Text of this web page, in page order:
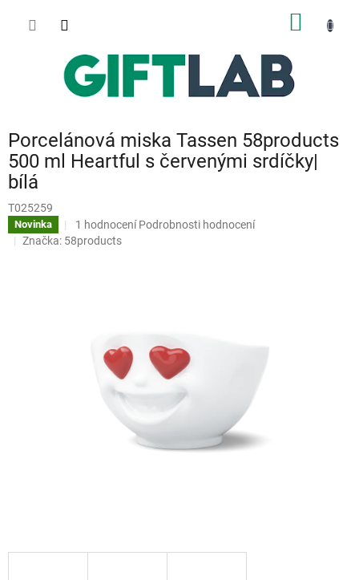
Porcelánová miska Tassen 58products
500 ml Heartful s červenými srdíčky|
bílá
T025259
Novinka
Průměrné
hodnocení
1 hodnocení Podrobnosti hodnocení
Značka: 58products